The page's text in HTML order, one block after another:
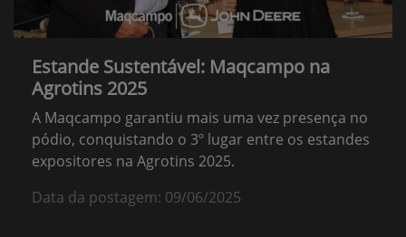
Estande Sustentável: Maqcampo na
Agrotins 2025
A Maqcampo garantiu mais uma vez presença no
pódio, conquistando o 3º lugar entre os estandes
expositores na Agrotins 2025.
Data da postagem: 09/06/2025